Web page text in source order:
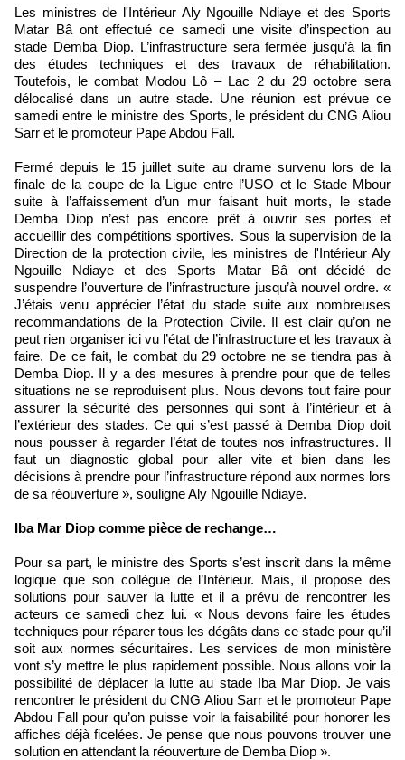
Les ministres de l'Intérieur Aly Ngouille Ndiaye et des Sports
Matar Bâ ont effectué ce samedi une visite d’inspection au
stade Demba Diop. L’infrastructure sera fermée jusqu’à la fin
des études techniques et des travaux de réhabilitation.
Toutefois, le combat Modou Lô – Lac 2 du 29 octobre sera
délocalisé dans un autre stade. Une réunion est prévue ce
samedi entre le ministre des Sports, le président du CNG Aliou
Sarr et le promoteur Pape Abdou Fall.
Fermé depuis le 15 juillet suite au drame survenu lors de la
finale de la coupe de la Ligue entre l’USO et le Stade Mbour
suite à l’affaissement d’un mur faisant huit morts, le stade
Demba Diop n’est pas encore prêt à ouvrir ses portes et
accueillir des compétitions sportives. Sous la supervision de la
Direction de la protection civile, les ministres de l'Intérieur Aly
Ngouille Ndiaye et des Sports Matar Bâ ont décidé de
suspendre l’ouverture de l’infrastructure jusqu’à nouvel ordre. «
J’étais venu apprécier l’état du stade suite aux nombreuses
recommandations de la Protection Civile. Il est clair qu’on ne
peut rien organiser ici vu l’état de l’infrastructure et les travaux à
faire. De ce fait, le combat du 29 octobre ne se tiendra pas à
Demba Diop. Il y a des mesures à prendre pour que de telles
situations ne se reproduisent plus. Nous devons tout faire pour
assurer la sécurité des personnes qui sont à l’intérieur et à
l’extérieur des stades. Ce qui s’est passé à Demba Diop doit
nous pousser à regarder l’état de toutes nos infrastructures. Il
faut un diagnostic global pour aller vite et bien dans les
décisions à prendre pour l’infrastructure répond aux normes lors
de sa réouverture », souligne Aly Ngouille Ndiaye.
Iba Mar Diop comme pièce de rechange…
Pour sa part, le ministre des Sports s’est inscrit dans la même
logique que son collègue de l’Intérieur. Mais, il propose des
solutions pour sauver la lutte et il a prévu de rencontrer les
acteurs ce samedi chez lui. « Nous devons faire les études
techniques pour réparer tous les dégâts dans ce stade pour qu’il
soit aux normes sécuritaires. Les services de mon ministère
vont s’y mettre le plus rapidement possible. Nous allons voir la
possibilité de déplacer la lutte au stade Iba Mar Diop. Je vais
rencontrer le président du CNG Aliou Sarr et le promoteur Pape
Abdou Fall pour qu’on puisse voir la faisabilité pour honorer les
affiches déjà ficelées. Je pense que nous pouvons trouver une
solution en attendant la réouverture de Demba Diop ».